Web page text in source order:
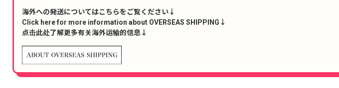
海外への発送についてはこちらをご覧ください↓
Click here for more information about OVERSEAS SHIPPING↓
点击此处了解更多有关海外运输的信息↓